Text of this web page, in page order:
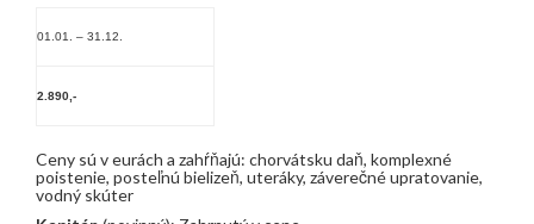
01.01. – 31.12.
2.890,-
Ceny sú v eurách a zahŕňajú: chorvátsku daň, komplexné
poistenie, posteľnú bielizeň, uteráky, záverečné upratovanie,
vodný skúter